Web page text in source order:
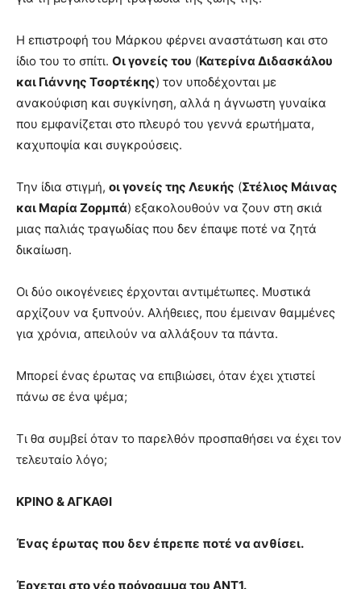
Η επιστροφή του Μάρκου φέρνει αναστάτωση και στο
ίδιο του το σπίτι. Οι γονείς του (Κατερίνα Διδασκάλου
και Γιάννης Τσορτέκης) τον υποδέχονται με
ανακούφιση και συγκίνηση, αλλά η άγνωστη γυναίκα
που εμφανίζεται στο πλευρό του γεννά ερωτήματα,
καχυποψία και συγκρούσεις.
Την ίδια στιγμή, οι γονείς της Λευκής (Στέλιος Μάινας
και Μαρία Ζορμπά) εξακολουθούν να ζουν στη σκιά
μιας παλιάς τραγωδίας που δεν έπαψε ποτέ να ζητά
δικαίωση.
Οι δύο οικογένειες έρχονται αντιμέτωπες. Μυστικά
αρχίζουν να ξυπνούν. Αλήθειες, που έμειναν θαμμένες
για χρόνια, απειλούν να αλλάξουν τα πάντα.
Μπορεί ένας έρωτας να επιβιώσει, όταν έχει χτιστεί
πάνω σε ένα ψέμα;
Τι θα συμβεί όταν το παρελθόν προσπαθήσει να έχει τον
τελευταίο λόγο;
ΚΡΙΝΟ & ΑΓΚΑΘΙ
Ένας έρωτας που δεν έπρεπε ποτέ να ανθίσει.
Έρχεται στο νέο πρόγραμμα του ΑΝΤ1.